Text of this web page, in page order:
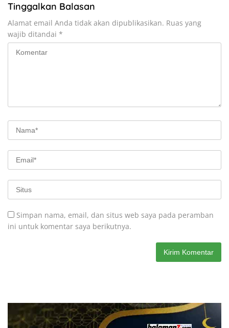
Tinggalkan Balasan
Alamat email Anda tidak akan dipublikasikan. Ruas yang
wajib ditandai *
Simpan nama, email, dan situs web saya pada peramban
ini untuk komentar saya berikutnya.